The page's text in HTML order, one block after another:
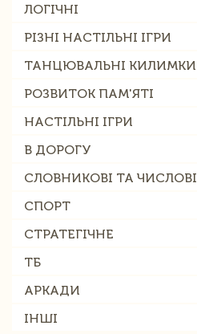
ЛОГІЧНІ
РІЗНІ НАСТІЛЬНІ ІГРИ
ТАНЦЮВАЛЬНІ КИЛИМКИ
РОЗВИТОК ПАМ'ЯТІ
НАСТІЛЬНІ ІГРИ
В ДОРОГУ
СЛОВНИКОВІ ТА ЧИСЛОВІ
СПОРТ
СТРАТЕГІЧНЕ
ТБ
АРКАДИ
ІНШІ